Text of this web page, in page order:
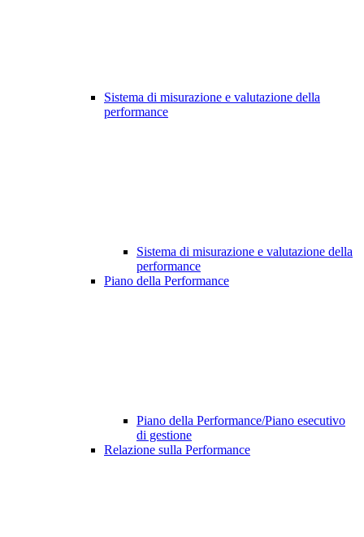
Sistema di misurazione e valutazione della
performance
Sistema di misurazione e valutazione della
performance
Piano della Performance
Piano della Performance/Piano esecutivo
di gestione
Relazione sulla Performance